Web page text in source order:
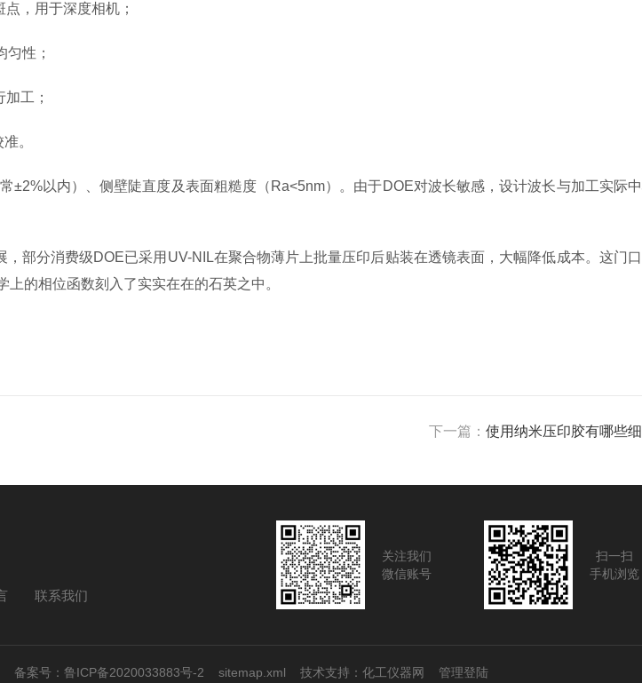
，用于深度相机；
性；
工；
。
以内）、侧壁陡直度及表面粗糙度（Ra<5nm）。由于DOE对波长敏感，设计波长与加工实际
分消费级DOE已采用UV-NIL在聚合物薄片上批量压印后贴装在透镜表面，大幅降低成本。这门
的相位函数刻入了实实在在的石英之中。
下一篇： 使用纳米压印胶有哪些
联系我们
关注我们
微信账号
扫一扫
手机浏览
备案号：鲁ICP备2020033883号-2 sitemap.xml 技术支持： 化工仪器网 管理登陆